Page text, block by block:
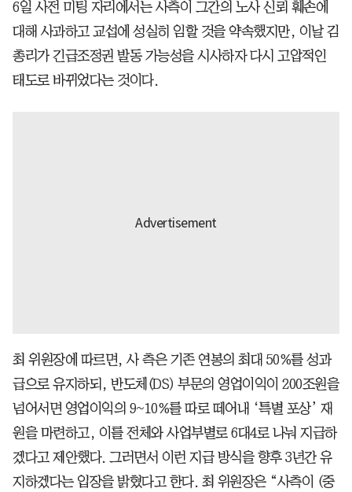
6일 사전 미팅 자리에서는 사측이 그간의 노사 신뢰 훼손에
대해 사과하고 교섭에 성실히 임할 것을 약속했지만, 이날 김
총리가 긴급조정권 발동 가능성을 시사하자 다시 고압적인
태도로 바뀌었다는 것이다.
최 위원장에 따르면, 사 측은 기존 연봉의 최대 50%를 성과
급으로 유지하되, 반도체(DS) 부문의 영업이익이 200조원을
넘어서면 영업이익의 9~10%를 따로 떼어내 ‘특별 포상’ 재
원을 마련하고, 이를 전체와 사업부별로 6대4로 나눠 지급하
겠다고 제안했다. 그러면서 이런 지급 방식을 향후 3년간 유
지하겠다는 입장을 밝혔다고 한다. 최 위원장은 “사측이 (중